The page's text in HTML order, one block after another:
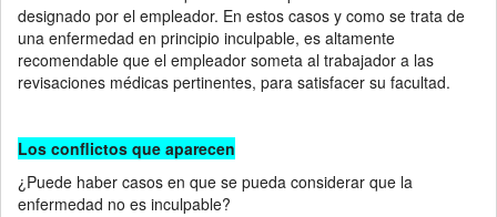
designado por el empleador. En estos casos y como se trata de
una enfermedad en principio inculpable, es altamente
recomendable que el empleador someta al trabajador a las
revisaciones médicas pertinentes, para satisfacer su facultad.
Los conflictos que aparecen
¿Puede haber casos en que se pueda considerar que la
enfermedad no es inculpable?